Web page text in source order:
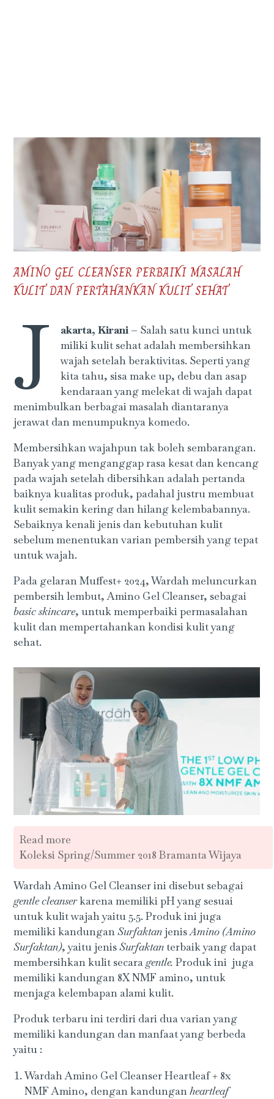
AMINO GEL CLEANSER PERBAIKI MASALAH
KULIT DAN PERTAHANKAN KULIT SEHAT
J akarta, Kirani – Salah satu kunci untuk
miliki kulit sehat adalah membersihkan
wajah setelah beraktivitas. Seperti yang
kita tahu, sisa make up, debu dan asap
kendaraan yang melekat di wajah dapat
menimbulkan berbagai masalah diantaranya
jerawat dan menumpuknya komedo.
Membersihkan wajahpun tak boleh sembarangan.
Banyak yang menganggap rasa kesat dan kencang
pada wajah setelah dibersihkan adalah pertanda
baiknya kualitas produk, padahal justru membuat
kulit semakin kering dan hilang kelembabannya.
Sebaiknya kenali jenis dan kebutuhan kulit
sebelum menentukan varian pembersih yang tepat
untuk wajah.
Pada gelaran Muffest+ 2024, Wardah meluncurkan
pembersih lembut, Amino Gel Cleanser, sebagai
basic skincare, untuk memperbaiki permasalahan
kulit dan mempertahankan kondisi kulit yang
sehat.
Read more
Koleksi Spring/Summer 2018 Bramanta Wijaya
Wardah Amino Gel Cleanser ini disebut sebagai
gentle cleanserkarena memiliki pH yang sesuai
untuk kulit wajah yaitu 5.5. Produk ini juga
memiliki kandunganSurfaktan jenisAmino (Amino
Surfaktan), yaitu jenisSurfaktanterbaik yang dapat
membersihkan kulit secaragentle. Produk ini juga
memiliki kandungan 8X NMF amino, untuk
menjaga kelembapan alami kulit.
Produk terbaru ini terdiri dari dua varian yang
memiliki kandungan dan manfaat yang berbeda
yaitu :
Wardah Amino Gel Cleanser Heartleaf + 8x
NMF Amino, dengan kandunganheartleaf